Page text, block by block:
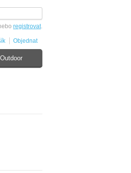
registrovat.
Objednat
Outdoor